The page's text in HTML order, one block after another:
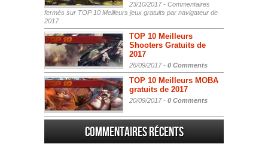
23/10/2017 - Commentaires
fermés sur TOP 10 Meilleurs jeux gratuits par navigateur de
2017
TOP 10 Meilleurs
Shooters Gratuits de
2017
26/09/2017 - 0 Comments
TOP 10 Meilleurs MOBA
gratuits de 2017
20/09/2017 - 0 Comments
Commentaires récents